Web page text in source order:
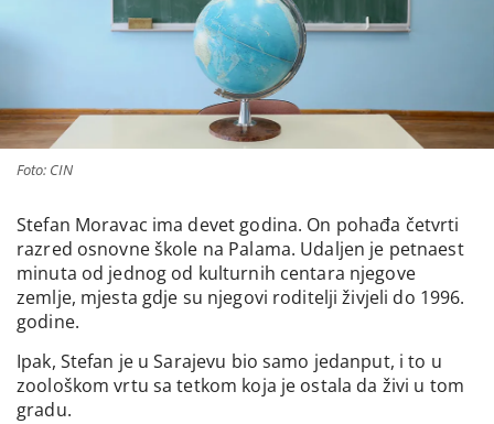
Foto: CIN
Stefan Moravac ima devet godina. On pohađa četvrti
razred osnovne škole na Palama. Udaljen je petnaest
minuta od jednog od kulturnih centara njegove
zemlje, mjesta gdje su njegovi roditelji živjeli do 1996.
godine.
Ipak, Stefan je u Sarajevu bio samo jedanput, i to u
zoološkom vrtu sa tetkom koja je ostala da živi u tom
gradu.